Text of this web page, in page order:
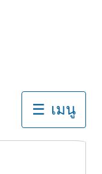
☰ เมนู
หน้าหลัก